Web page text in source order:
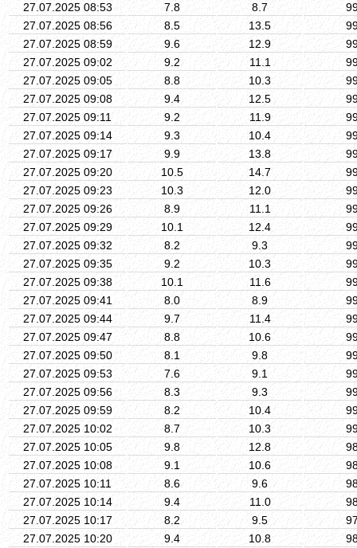
27.07.2025 08:53
7.8 8.7
27.07.2025 08:56
8.5 13.5
27.07.2025 08:59
9.6 12.9
27.07.2025 09:02
9.2 11.1
27.07.2025 09:05
8.8 10.3
27.07.2025 09:08
9.4 12.5
27.07.2025 09:11
9.2 11.9
27.07.2025 09:14
9.3 10.4
27.07.2025 09:17
9.9 13.8
27.07.2025 09:20
10.5 14.7
27.07.2025 09:23
10.3 12.0
27.07.2025 09:26
8.9 11.1
27.07.2025 09:29
10.1 12.4
27.07.2025 09:32
8.2 9.3
27.07.2025 09:35
9.2 10.3
27.07.2025 09:38
10.1 11.6
27.07.2025 09:41
8.0 8.9
27.07.2025 09:44
9.7 11.4
27.07.2025 09:47
8.8 10.6
27.07.2025 09:50
8.1 9.8
27.07.2025 09:53
7.6 9.1
27.07.2025 09:56
8.3 9.3
27.07.2025 09:59
8.2 10.4
27.07.2025 10:02
8.7 10.3
27.07.2025 10:05
9.8 12.8
27.07.2025 10:08
9.1 10.6
27.07.2025 10:11
8.6 9.6
27.07.2025 10:14
9.4 11.0
27.07.2025 10:17
8.2 9.5
27.07.2025 10:20
9.4 10.8